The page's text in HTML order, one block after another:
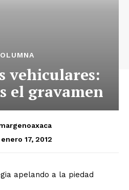
vehiculares:
el gravamen
enero 17, 2012
apelando a la piedad